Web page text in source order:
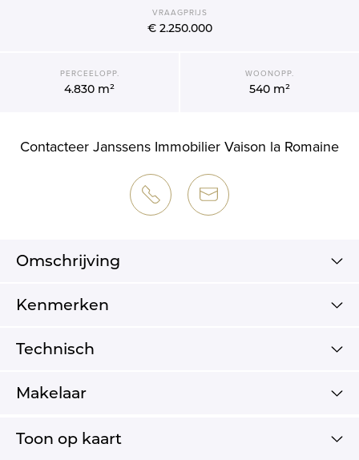
VRAAGPRIJS
€ 2.250.000
PERCEELOPP.
4.830 m²
WOONOPP.
540 m²
Contacteer Janssens Immobilier Vaison la Romaine
Omschrijving
Kenmerken
Technisch
Makelaar
Toon op kaart